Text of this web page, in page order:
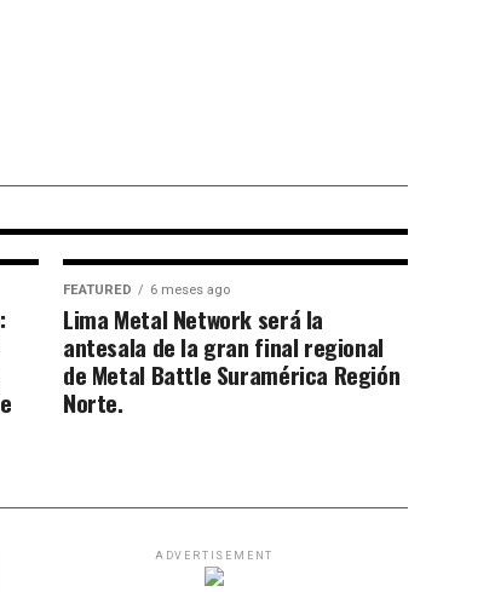
FEATURED 6 meses ago
Lima Metal Network será la
antesala de la gran final regional
de Metal Battle Suramérica Región
Norte.
ADVERTISEMENT